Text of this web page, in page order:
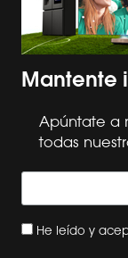
Mantente
Apúntate a
todas
He leído y